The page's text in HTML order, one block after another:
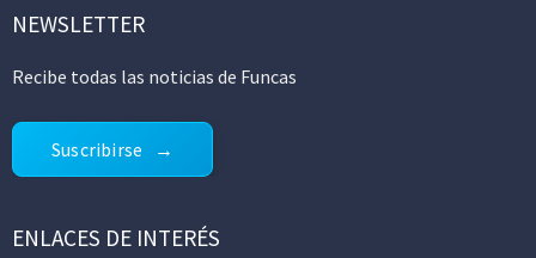
NEWSLETTER
Recibe todas las noticias de Funcas
Suscribirse
ENLACES DE INTERÉS